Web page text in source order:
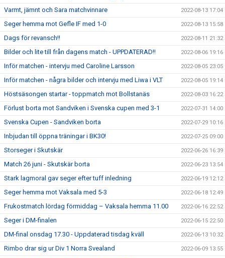
Varmt, jämnt och Sara matchvinnare 2022-08-13 17:04
Seger hemma mot Gefle IF med 1-0 2022-08-13 15:58
Dags för revansch!! 2022-08-11 21:32
Bilder och lite till från dagens match - UPPDATERAD!! 2022-08-06 19:16
Inför matchen - intervju med Caroline Larsson 2022-08-05 23:05
Inför matchen - några bilder och intervju med Liwa i VLT 2022-08-05 19:14
Höstsäsongen startar - toppmatch mot Bollstanäs 2022-08-03 16:22
Förlust borta mot Sandviken i Svenska cupen med 3-1 2022-07-31 14:00
Svenska Cupen - Sandviken borta 2022-07-29 10:16
Inbjudan till öppna träningar i BK30! 2022-07-25 09:00
Storseger i Skutskär 2022-06-26 16:39
Match 26 juni - Skutskär borta 2022-06-23 13:54
Stark lagmoral gav seger efter tuff inledning 2022-06-19 12:12
Seger hemma mot Vaksala med 5-3 2022-06-18 12:49
Frukostmatch lördag förmiddag – Vaksala hemma 11.00 2022-06-16 22:52
Seger i DM-finalen 2022-06-15 22:50
DM-final onsdag 17.30 - Uppdaterad tisdag kväll 2022-06-13 10:32
Rimbo drar sig ur Div 1 Norra Svealand 2022-06-09 13:55